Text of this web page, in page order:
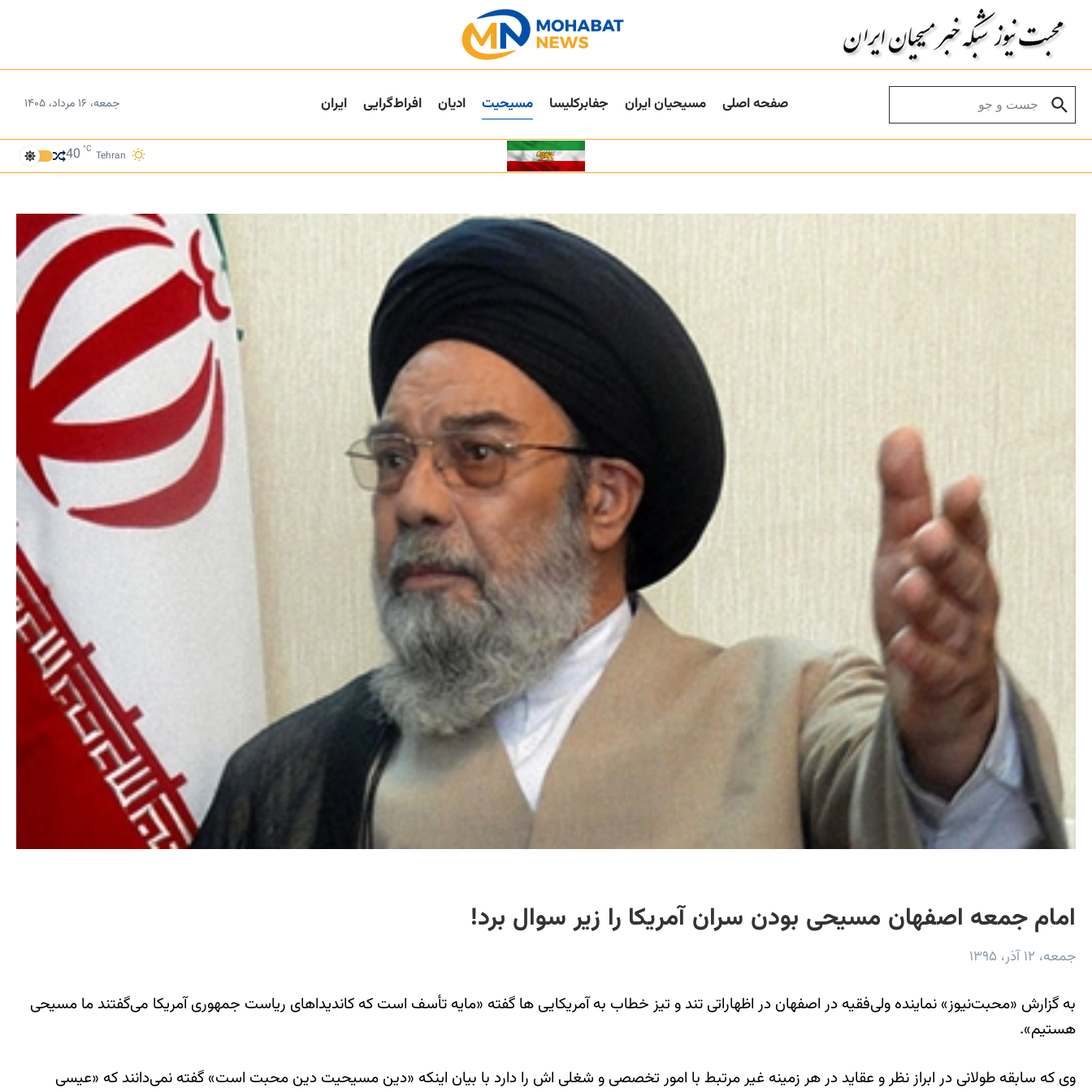
صفحه اصلی مسیحیان ایران جفا‌بر‌کلیسا مسیحیت ادیان افراط‌گرایی ایران جمعه، ۱۶ مرداد، ۱۴۰۵
Tehran
40 °C
امام جمعه اصفهان مسیحی بودن سران آمریکا را زیر سوال برد!
جمعه، ۱۲ آذر، ۱۳۹۵
به گزارش «محبت‌نیوز» نماینده ولی‌فقیه در اصفهان در اظهاراتی تند و تیز خطاب به آمریکایی ها گفته «مایه تأسف است که کاندیداهای ریاست جمهوری آمریکا می‌گفتند ما مسیحی
هستیم».
وی که سابقه طولانی در ابراز نظر و عقاید در هر زمینه غیر مرتبط با امور تخصصی و شغلی اش را دارد با بیان اینکه «دین مسیحیت دین محبت است» گفته نمی‌دانند که «عیسی